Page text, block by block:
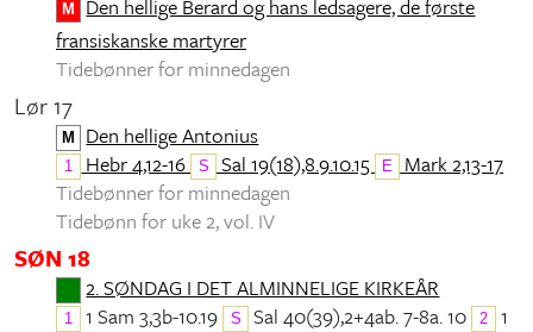
M
Den hellige Berard og hans ledsagere, de første
fransiskanske martyrer
Tidebønner for minnedagen
Lør 17
M Den hellige Antonius
1 Hebr 4,12-16 S Sal 19(18),8.9.10.15 E
Mark 2,13-17
Tidebønner for minnedagen
Tidebønn for uke 2, vol. IV
SØN 18
2. SØNDAG I DET ALMINNELIGE KIRKEÅR
1 1 Sam 3,3b-10.19 S Sal 40(39),2+4ab. 7-8a. 10 2
1